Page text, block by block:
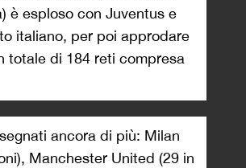
è esploso con Juventus e
italiano, per poi approdare
totale di 184 reti compresa
ancora di più: Milan
Manchester United (29 in